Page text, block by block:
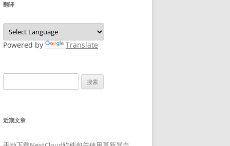
翻译
Powered by Translate
索：
近期文章